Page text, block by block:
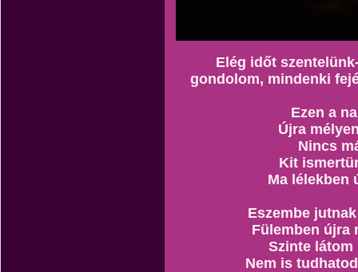
Elég időt
gondolom, mindenki
Ezen a
Újra
Nincs
Kit
Ma lélekben
Eszembe
Fülemben újra
Szinte
Nem is